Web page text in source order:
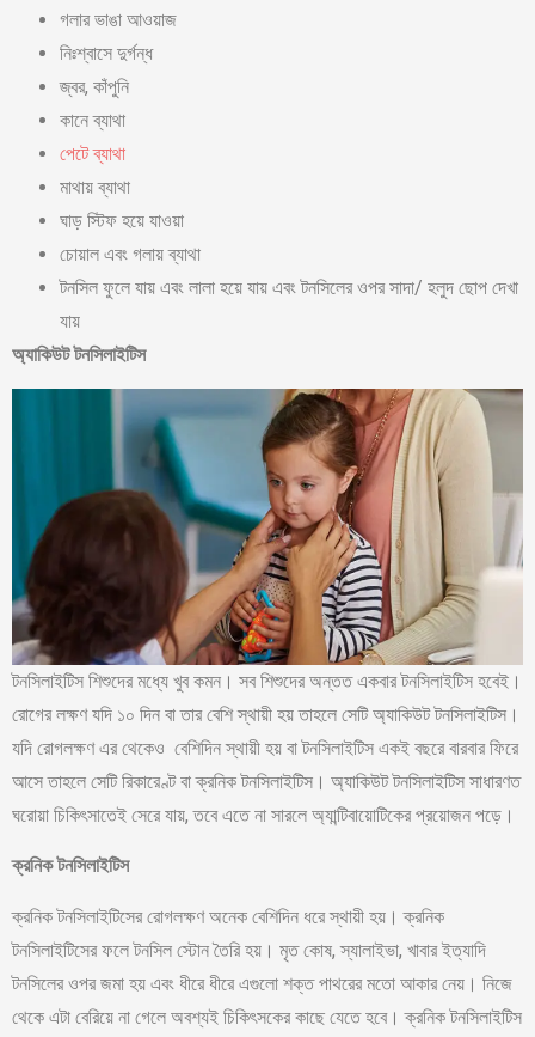
গলার ভাঙা আওয়াজ
নিঃশ্বাসে দুর্গন্ধ
জ্বর, কাঁপুনি
কানে ব্যাথা
পেটে ব্যাথা
মাথায় ব্যাথা
ঘাড় স্টিফ হয়ে যাওয়া
চোয়াল এবং গলায় ব্যাথা
টনসিল ফুলে যায় এবং লালা হয়ে যায় এবং টনসিলের ওপর সাদা/ হলুদ ছোপ দেখা
যায়
অ্যাকিউট টনসিলাইটিস
টনসিলাইটিস শিশুদের মধ্যে খুব কমন। সব শিশুদের অন্তত একবার টনসিলাইটিস হবেই।
রোগের লক্ষণ যদি ১০ দিন বা তার বেশি স্থায়ী হয় তাহলে সেটি অ্যাকিউট টনসিলাইটিস।
যদি রোগলক্ষণ এর থেকেও বেশিদিন স্থায়ী হয় বা টনসিলাইটিস একই বছরে বারবার ফিরে
আসে তাহলে সেটি রিকারেণ্ট বা ক্রনিক টনসিলাইটিস। অ্যাকিউট টনসিলাইটিস সাধারণত
ঘরোয়া চিকিৎসাতেই সেরে যায়, তবে এতে না সারলে অ্যান্টিবায়োটিকের প্রয়োজন পড়ে।
ক্রনিক টনসিলাইটিস
ক্রনিক টনসিলাইটিসের রোগলক্ষণ অনেক বেশিদিন ধরে স্থায়ী হয়। ক্রনিক
টনসিলাইটিসের ফলে টনসিল স্টোন তৈরি হয়। মৃত কোষ, স্যালাইভা, খাবার ইত্যাদি
টনসিলের ওপর জমা হয় এবং ধীরে ধীরে এগুলো শক্ত পাথরের মতো আকার নেয়। নিজে
থেকে এটা বেরিয়ে না গেলে অবশ্যই চিকিৎসকের কাছে যেতে হবে। ক্রনিক টনসিলাইটিস